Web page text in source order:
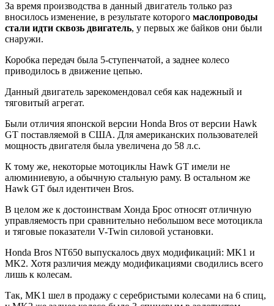
За время производства в данный двигатель только раз
вносилось изменение, в результате которого маслопроводы
стали идти сквозь двигатель, у первых же байков они были
снаружи.
Коробка передач была 5-ступенчатой, а заднее колесо
приводилось в движение цепью.
Данный двигатель зарекомендовал себя как надежный и
тяговитый агрегат.
Были отличия японской версии Honda Bros от версии Hawk
GT поставляемой в США. Для американских пользователей
мощность двигателя была увеличена до 58 л.с.
К тому же, некоторые мотоциклы Hawk GT имели не
алюминиевую, а обычную стальную раму. В остальном же
Hawk GT был идентичен Bros.
В целом же к достоинствам Хонда Брос относят отличную
управляемость при сравнительно небольшом весе мотоцикла
и тяговые показатели V-Twin силовой установки.
Honda Bros NT650 выпускалось двух модификаций: MK1 и
MK2. Хотя различия между модификациями сводились всего
лишь к колесам.
Так, MK1 шел в продажу с серебристыми колесами на 6 спиц,